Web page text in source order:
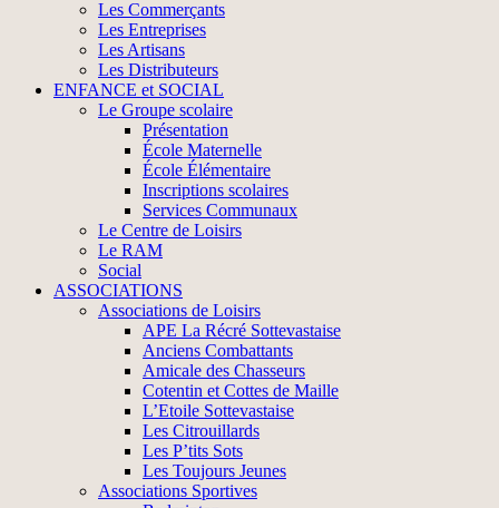
Les Commerçants
Les Entreprises
Les Artisans
Les Distributeurs
ENFANCE et SOCIAL
Le Groupe scolaire
Présentation
École Maternelle
École Élémentaire
Inscriptions scolaires
Services Communaux
Le Centre de Loisirs
Le RAM
Social
ASSOCIATIONS
Associations de Loisirs
APE La Récré Sottevastaise
Anciens Combattants
Amicale des Chasseurs
Cotentin et Cottes de Maille
L’Etoile Sottevastaise
Les Citrouillards
Les P’tits Sots
Les Toujours Jeunes
Associations Sportives